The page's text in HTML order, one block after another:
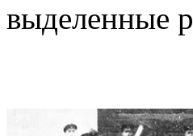
выделенные